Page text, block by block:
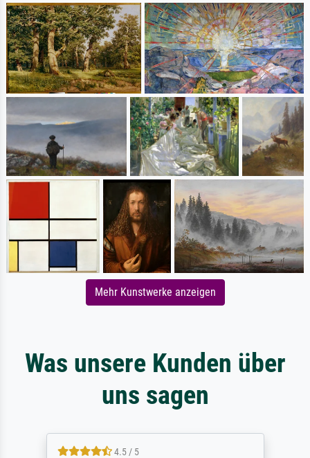
Mehr Kunstwerke anzeigen
Was unsere Kunden über
uns sagen
4.5 / 5